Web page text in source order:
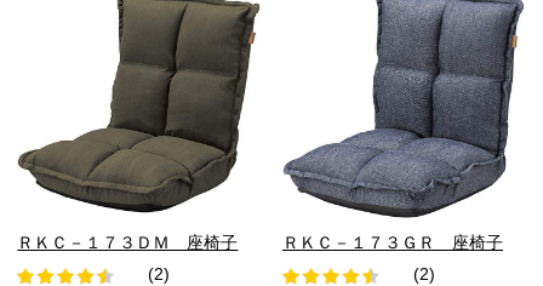
ＲＫＣ－１７３ＤＭ 座椅子
(2)
ＲＫＣ－１７３ＧＲ 座椅子
(2)